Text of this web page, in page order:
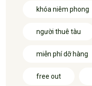
khóa niêm phong
người thuê tàu
miễn phí dỡ hàng
free out